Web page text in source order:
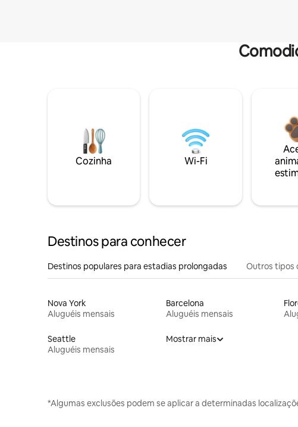
Cozinha Wi-Fi
Destinos para conhecer
Destinos populares para estadias prolongadas Outros tipos
Nova York
Aluguéis mensais
Barcelona
Aluguéis mensais
Seattle
Aluguéis mensais
Mostrar mais
*Algumas exclusões podem se aplicar a determinadas